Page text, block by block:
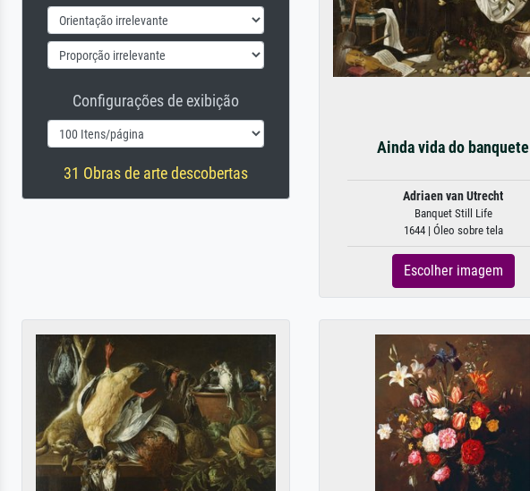
Configurações de exibição
31 Obras de arte descobertas
Ainda vida do banquete
Adriaen van Utrecht
Banquet Still Life
1644 | Óleo sobre tela
Escolher imagem